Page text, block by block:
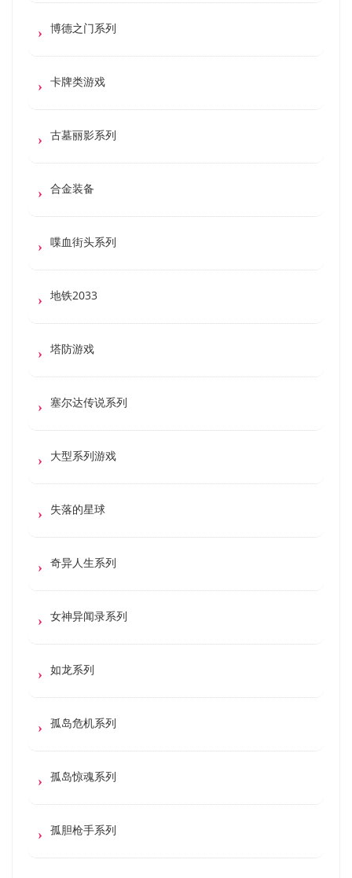
博德之门系列
卡牌类游戏
古墓丽影系列
合金装备
喋血街头系列
地铁2033
塔防游戏
塞尔达传说系列
大型系列游戏
失落的星球
奇异人生系列
女神异闻录系列
如龙系列
孤岛危机系列
孤岛惊魂系列
孤胆枪手系列